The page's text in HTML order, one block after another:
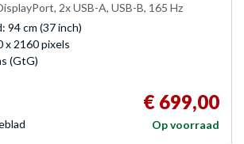
2x USB-A, USB-B, 165 Hz
94 cm (37 inch)
x 2160 pixels
(GtG)
€ 699,00
Op voorraad